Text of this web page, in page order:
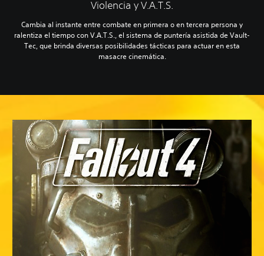
Violencia y V.A.T.S.
Cambia al instante entre combate en primera o en tercera persona y
ralentiza el tiempo con V.A.T.S., el sistema de puntería asistida de Vault-
Tec, que brinda diversas posibilidades tácticas para actuar en esta
masacre cinemática.